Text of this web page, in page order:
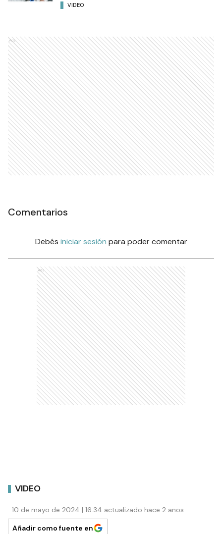
VIDEO
Ads
Comentarios
Debés iniciar sesión para poder comentar
Ads
VIDEO
10 de mayo de 2024 | 16:34 actualizado hace 2 años
Añadir como fuente en